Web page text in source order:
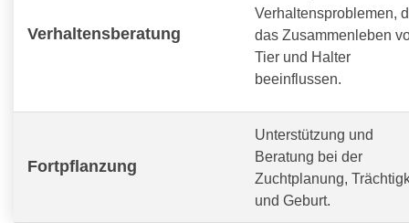
Verhaltensberatung
Verhaltensproblemen,
das Zusammenleben
Tier und Halter
beeinflussen.
Fortpflanzung
Unterstützung und
Beratung bei der
Zuchtplanung,
und Geburt.